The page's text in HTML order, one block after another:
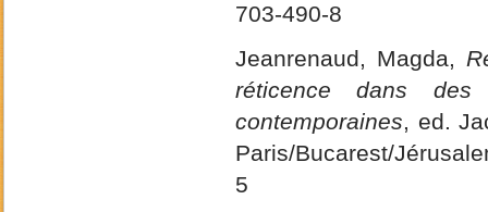
703-490-8
Jeanrenaud, Magda,
réticence dans des
contemporaines, ed.
Paris/Bucarest/
5